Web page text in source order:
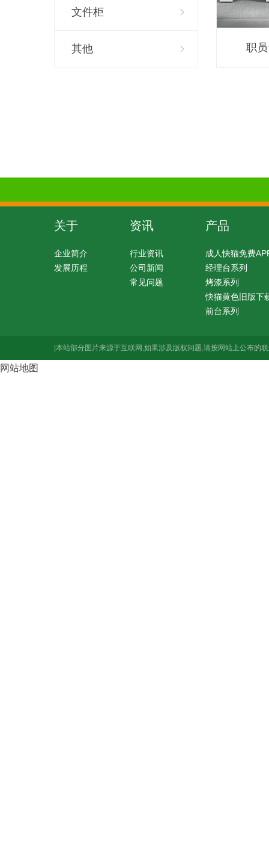
文件柜
其他 职
关于
企业简介
发展历程
资讯
行业资讯
公司新闻
常见问题
产品
成人快猫免费
经理台系列
烤漆系列
快猫黄色旧版下
前台系列
|本站部分图片来源于互联网,如果涉及版权问题,请按网站上公布的
网站地图